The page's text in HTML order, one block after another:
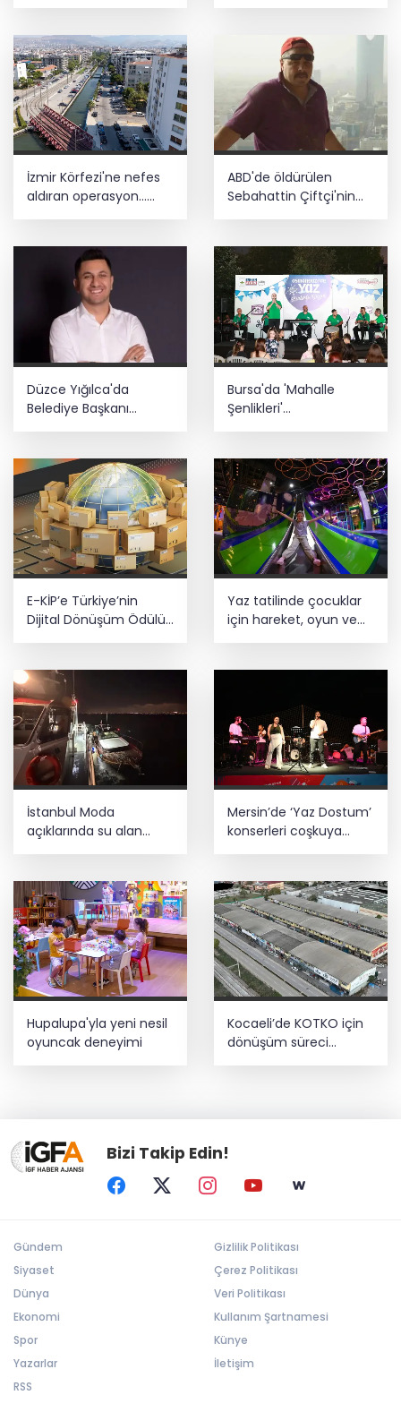
şüpheli ölümü yeniden kapsamlı şekilde
incelenecek
İzmir Körfezi'ne nefes
aldıran operasyon...
Manda ve Bostanlı
ABD'de öldürülen
Sebahattin Çiftçi'nin
eşinden adalet çağrısı:
Düzce Yığılca'da
Belediye Başkanı
Bursa'da 'Mahalle
Şenlikleri'
E-KİP’e Türkiye’nin
Dijital Dönüşüm Ödülü...
Yaz tatilinde çocuklar
için hareket, oyun ve
İstanbul Moda
açıklarında su alan
teknedeki 4 kişi
Mersin’de ‘Yaz Dostum’
konserleri coşkuya
devam ediyor
Hupalupa'yla yeni nesil
oyuncak deneyimi
Kocaeli’de KOTKO için
dönüşüm süreci
başladı
Bizi Takip Edin!
Gündem
Siyaset
Dünya
Ekonomi
Spor
Yazarlar
RSS
Gizlilik Politikası
Çerez Politikası
Veri Politikası
Kullanım Şartnamesi
Künye
İletişim